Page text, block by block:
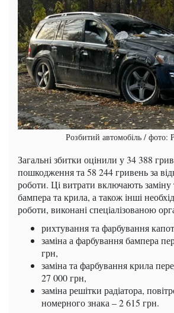
Розбитий автомобіль / фото:
Загальні збитки оцінили у 34 388
пошкодження та 58 244 гривень за
роботи. Ці витрати включають заміну
бампера та крила, а також інші
роботи, виконані спеціалізованою
рихтування та фарбування
заміна а фарбування бампера
грн,
заміна та фарбування крила
27 000 грн,
заміна решітки радіатора,
номерного знака – 2 615 грн.